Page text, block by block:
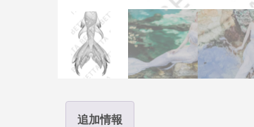
追加情報